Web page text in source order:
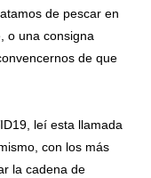
de pescar en
o una consigna
de que
leí esta llamada
con los más
la cadena de